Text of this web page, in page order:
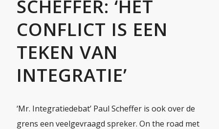
SCHEFFER: ‘HET
CONFLICT IS EEN
TEKEN VAN
INTEGRATIE’
‘Mr. Integratiedebat’ Paul Scheffer is ook over de
grens een veelgevraagd spreker. On the road met